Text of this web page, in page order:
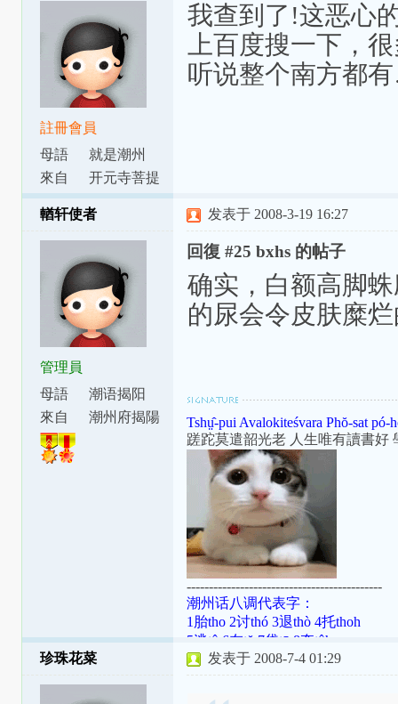
註冊會員
母語
就是潮州
话！
來自
开元寺菩提
下
我查到了!这恶心
上百度搜一下，
听说整个南方都
輶轩使者
管理員
母語
潮语揭阳
腔
來自
潮州府揭陽
发表于 2008-3-19 16:27
回復 #25 bxhs 的帖子
确实，白额高脚
的尿会令皮肤糜
Tshṳ̂-pui Avalokiteśvara Phŏ-sat pó-
蹉跎莫遣韶光老 人生唯有讀書好
--------------------------------------------
潮州话八调代表字：
1胎tho 2讨thó 3退thò 4托thoh
5逃tô 6在tŏ 7袋tō 8夺tôh
潮罗特殊变体：[ɯ]=ṳ=ur；
[aʔ8]=âh=a̍h；[ts]=ts=ch；
珍珠花菜 发表于 2008-7-4 01:29